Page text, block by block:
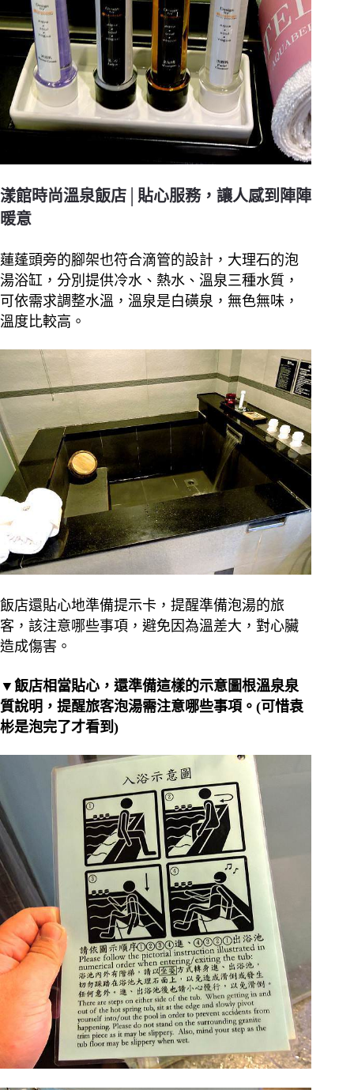
漾館時尚溫泉飯店│貼心服務，讓人感到陣陣
暖意
蓮蓬頭旁的腳架也符合滴管的設計，大理石的泡
湯浴缸，分別提供冷水、熱水、溫泉三種水質，
可依需求調整水溫，溫泉是白磺泉，無色無味，
溫度比較高。
飯店還貼心地準備提示卡，提醒準備泡湯的旅
客，該注意哪些事項，避免因為溫差大，對心臟
造成傷害。
▼飯店相當貼心，還準備這樣的示意圖根溫泉泉
質說明，提醒旅客泡湯需注意哪些事項。(可惜袁
彬是泡完了才看到)